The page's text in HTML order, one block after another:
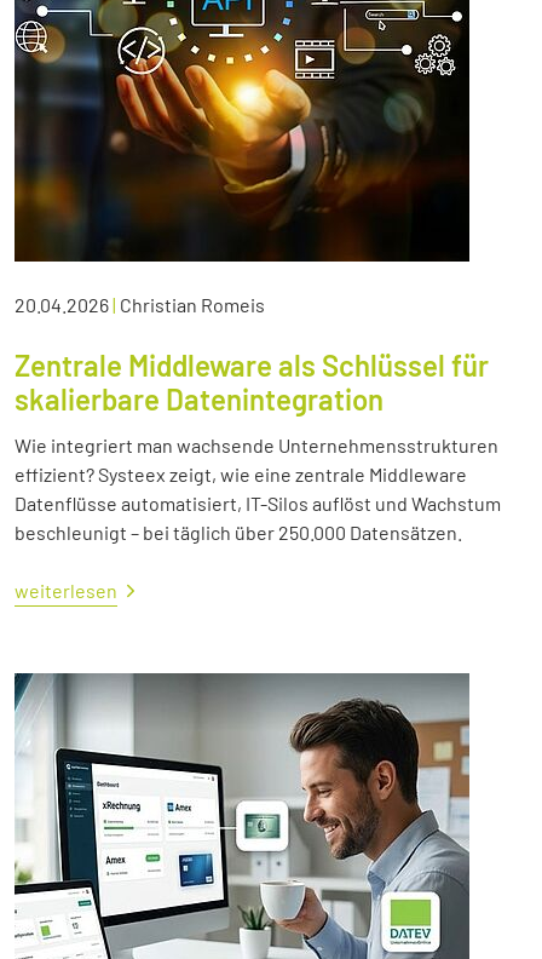
20.04.2026| Christian Romeis
Zentrale Middleware als Schlüssel für
skalierbare Datenintegration
Wie integriert man wachsende Unternehmensstrukturen
effizient? Systeex zeigt, wie eine zentrale Middleware
Datenflüsse automatisiert, IT-Silos auflöst und Wachstum
beschleunigt – bei täglich über 250.000 Datensätzen.
weiterlesen